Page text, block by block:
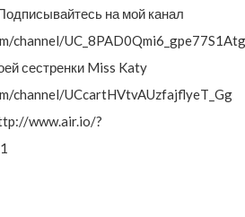
на мой канал
channel/
сестренки Miss Katy
channel/UCcartHVtvAUzfajflyeT_Gg
www.air.io/?